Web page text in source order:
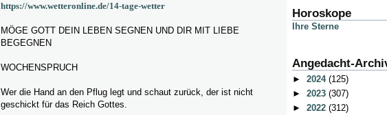
https://www.wetteronline.de/14-tage-wetter
MÖGE GOTT DEIN LEBEN SEGNEN UND DIR MIT LIEBE
BEGEGNEN
WOCHENSPRUCH
Wer die Hand an den Pflug legt und schaut zurück, der ist nicht
geschickt für das Reich Gottes.
Horoskope
Ihre Sterne
Angedacht-
► 2024 (125)
► 2023 (307)
► 2022 (312)